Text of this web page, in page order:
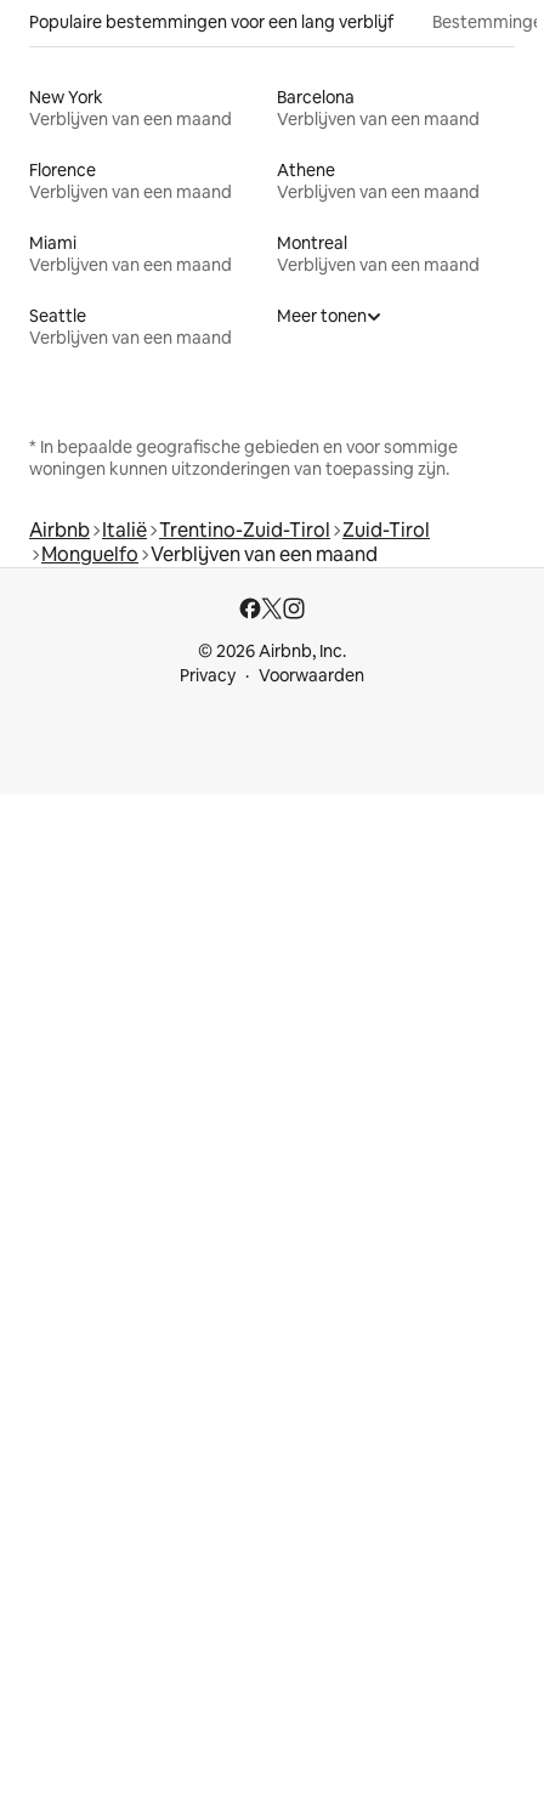
Populaire bestemmingen voor een lang verblijf
New York
Verblijven van een maand
Barcelona
Verblijven van een maand
Florence
Verblijven van een maand
Athene
Verblijven van een maand
Miami
Verblijven van een maand
Montreal
Verblijven van een maand
Seattle
Verblijven van een maand
Meer tonen
* In bepaalde geografische gebieden en voor sommige
woningen kunnen uitzonderingen van toepassing zijn.
Airbnb Italië Trentino-Zuid-Tirol Zuid-Tirol
Monguelfo Verblijven van een maand
© 2026 Airbnb, Inc.
Privacy
Voorwaarden